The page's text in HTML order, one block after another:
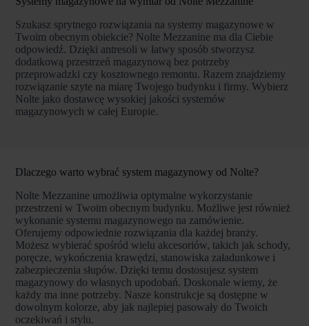
Szukasz sprytnego rozwiązania na systemy magazynowe w
Twoim obecnym obiekcie? Nolte Mezzanine ma dla Ciebie
odpowiedź. Dzięki antresoli w łatwy sposób stworzysz
dodatkową przestrzeń magazynową bez potrzeby
przeprowadzki czy kosztownego remontu. Razem znajdziemy
rozwiązanie szyte na miarę Twojego budynku i firmy. Wybierz
Nolte jako dostawcę wysokiej jakości systemów
magazynowych w całej Europie.
Dlaczego warto wybrać system magazynowy od Nolte?
Nolte Mezzanine umożliwia optymalne wykorzystanie
przestrzeni w Twoim obecnym budynku. Możliwe jest również
wykonanie systemu magazynowego na zamówienie.
Oferujemy odpowiednie rozwiązania dla każdej branży.
Możesz wybierać spośród wielu akcesoriów, takich jak schody,
poręcze, wykończenia krawędzi, stanowiska załadunkowe i
zabezpieczenia słupów. Dzięki temu dostosujesz system
magazynowy do własnych upodobań. Doskonale wiemy, że
każdy ma inne potrzeby. Nasze konstrukcje są dostępne w
dowolnym kolorze, aby jak najlepiej pasowały do Twoich
oczekiwań i stylu.